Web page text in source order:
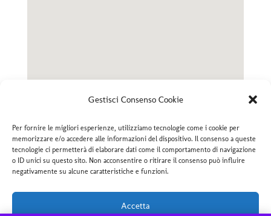
Gestisci Consenso Cookie
Per fornire le migliori esperienze, utilizziamo tecnologie come i cookie per
memorizzare e/o accedere alle informazioni del dispositivo. Il consenso a queste
tecnologie ci permetterà di elaborare dati come il comportamento di navigazione
o ID unici su questo sito. Non acconsentire o ritirare il consenso può influire
negativamente su alcune caratteristiche e funzioni.
Accetta
NETWORX Internet Solutions